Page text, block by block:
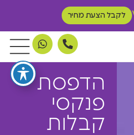
לקבל הצעת מחיר
הדפסת
פנקסי
קבלות